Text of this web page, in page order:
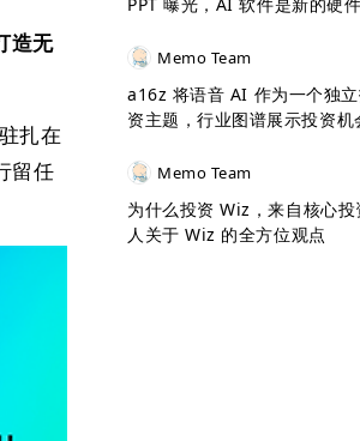
造无
扎在
留任
Memo Team
a16z 将语音 AI 作为一个独
资主题，行业图谱展示投资机
Memo Team
为什么投资 Wiz，来自核心投
人关于 Wiz 的全方位观点